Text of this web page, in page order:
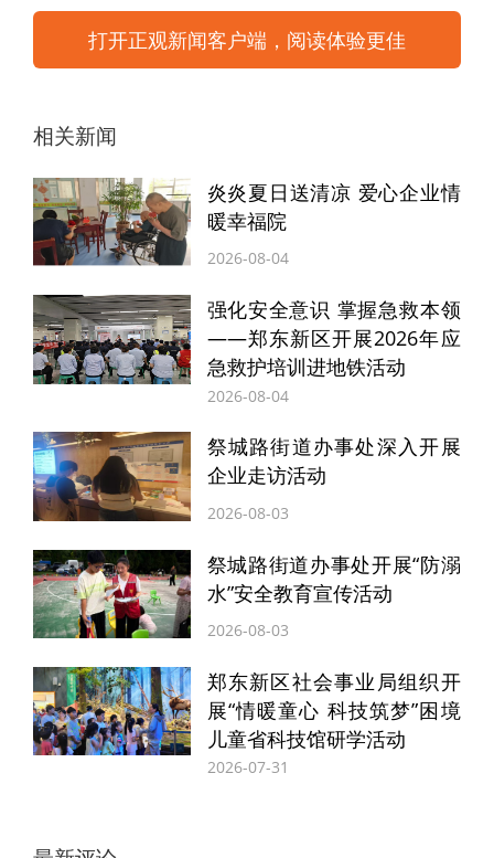
规，并设立咨询台进行现场解答群众的咨
询。此次集中宣传活动，共发放宣传资料60
对社会救助政策知晓度和满意度，进一步增
强了困难群众的幸福感、安全感。
下一步，祭城路街道办事处将持续发力，不
断加大政策宣传力度，创新宣传形式，拓宽
宣传渠道，推动社会救助政策宣传常态化，
为群众提供更有力度、更有温度、更加精准
的服务，充分发挥政策兜保障作用，确保符
合条件的困难群众“应保尽保”。
本文为正观号作者或机构在正观新闻上传并发布，
仅代表该作者或机构观点，不代表正观新闻的观点
和立场，正观新闻仅提供信息发布平台。
打开正观新闻客户端，阅读体验更佳
相关新闻
炎炎夏日送清凉 爱心企业情
暖幸福院
2026-08-04
强化安全意识 掌握急救本领
——郑东新区开展2026年应
急救护培训进地铁活动
2026-08-04
祭城路街道办事处深入开展
企业走访活动
2026-08-03
祭城路街道办事处开展“防溺
水”安全教育宣传活动
2026-08-03
郑东新区社会事业局组织开
展“情暖童心 科技筑梦”困境
儿童省科技馆研学活动
2026-07-31